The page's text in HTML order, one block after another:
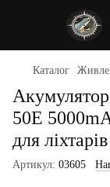
Каталог
50E
для
Артикул: 03605